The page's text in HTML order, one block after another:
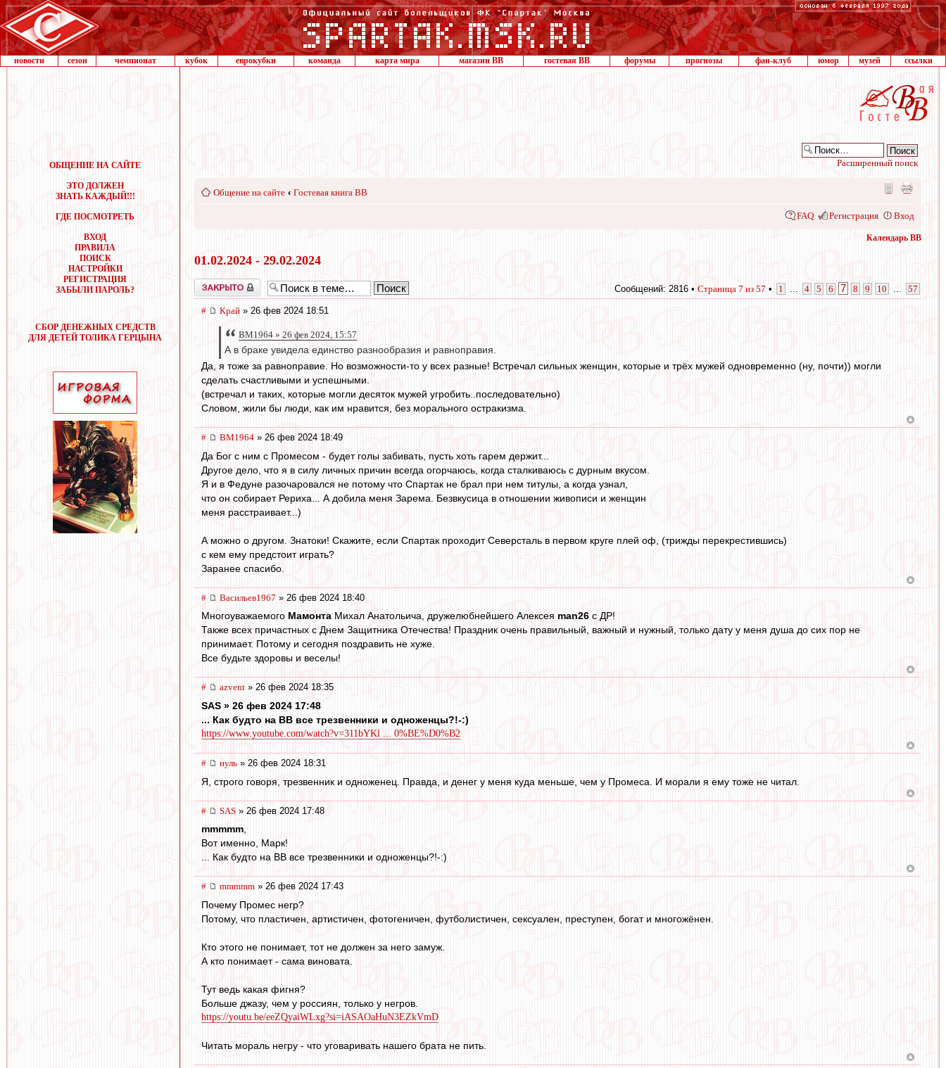
новости сезон чемпионат кубок еврокубки команда карта мира магазин ВВ гостевая ВВ форумы прогнозы фан-клуб юмор музей ссылки
ОБЩЕНИЕ НА САЙТЕ
ЭТО ДОЛЖЕН
ЗНАТЬ КАЖДЫЙ!!!
ГДЕ ПОСМОТРЕТЬ
ВХОД
ПРАВИЛА
ПОИСК
НАСТРОЙКИ
РЕГИСТРАЦИЯ
ЗАБЫЛИ ПАРОЛЬ?
СБОР ДЕНЕЖНЫХ СРЕДСТВ
ДЛЯ ДЕТЕЙ ТОЛИКА ГЕРЦЫНА
Расширенный поиск
Общение на сайте ‹ Гостевая книга ВВ
FAQ Регистрация Вход
Календарь ВВ
01.02.2024 - 29.02.2024
Закрыто Сообщений: 2816 • Страница 7 из 57 • 1 4 5 6 7 8 9 10 57
# Край » 26 фев 2024 18:51
BM1964 » 26 фев 2024, 15:57
А в браке увидела единство разнообразия и равноправия.
Да, я тоже за равноправие. Но возможности-то у всех разные! Встречал сильных женщин, которые и трёх мужей одновременно (ну, почти)) могли
сделать счастливыми и успешными.
(встречал и таких, которые могли десяток мужей угробить..последовательно)
Словом, жили бы люди, как им нравится, без морального остракизма.
# BM1964 » 26 фев 2024 18:49
Да Бог с ним с Промесом - будет голы забивать, пусть хоть гарем держит...
Другое дело, что я в силу личных причин всегда огорчаюсь, когда сталкиваюсь с дурным вкусом.
Я и в Федуне разочаровался не потому что Спартак не брал при нем титулы, а когда узнал,
что он собирает Рериха... А добила меня Зарема. Безвкусица в отношении живописи и женщин
меня расстраивает...)
А можно о другом. Знатоки! Скажите, если Спартак проходит Северсталь в первом круге плей оф, (трижды перекрестившись)
с кем ему предстоит играть?
Заранее спасибо.
# Васильев1967 » 26 фев 2024 18:40
Многоуважаемого Мамонта Михал Анатольича, дружелюбнейшего Алексея man26 с ДР!
Также всех причастных с Днем Защитника Отечества! Праздник очень правильный, важный и нужный, только дату у меня душа до сих пор не
принимает. Потому и сегодня поздравить не хуже.
Все будьте здоровы и веселы!
# azvent » 26 фев 2024 18:35
SAS » 26 фев 2024 17:48
... Как будто на ВВ все трезвенники и одноженцы?!-:)
https://www.youtube.com/watch?v=311bYKl ... 0%BE%D0%B2
# нуль » 26 фев 2024 18:31
Я, строго говоря, трезвенник и одноженец. Правда, и денег у меня куда меньше, чем у Промеса. И морали я ему тоже не читал.
# SAS » 26 фев 2024 17:48
mmmmm,
Вот именно, Марк!
... Как будто на ВВ все трезвенники и одноженцы?!-:)
# mmmmm » 26 фев 2024 17:43
Почему Промес негр?
Потому, что пластичен, артистичен, фотогеничен, футболистичен, сексуален, преступен, богат и многожёнен.
Кто этого не понимает, тот не должен за него замуж.
А кто понимает - сама виновата.
Тут ведь какая фигня?
Больше джазу, чем у россиян, только у негров.
https://youtu.be/eeZQyaiWLxg?si=iASAOaHuN3EZkVmD
Читать мораль негру - что уговаривать нашего брата не пить.